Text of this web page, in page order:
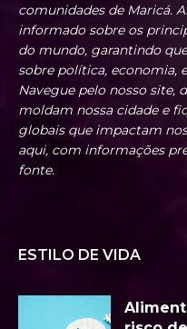
comunidades de Maricá.
informado sobre os
do mundo, garantindo
sobre política, economia,
Navegue pelo nosso site,
moldam nossa cidade e
globais que impactam
aqui, com informações
fonte.
ESTILO DE VIDA